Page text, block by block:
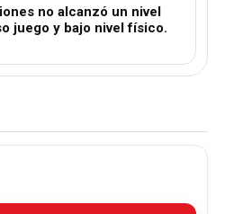
no alcanzó un nivel
juego y bajo nivel físico.